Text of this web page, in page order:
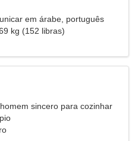
em árabe, português
kg (152 libras)
sincero para cozinhar